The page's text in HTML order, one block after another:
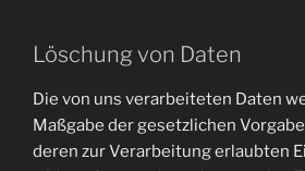
Löschung von Daten
Die von uns verarbeiteten Daten
Maßgabe der gesetzlichen
deren zur Verarbeitung erlaubten